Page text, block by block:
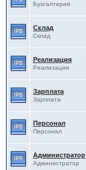
Бухгалтерия
Склад
Склад
Реализация
Реализация
Зарплата
Зарплата
Персонал
Персонал
Администратор
Администратор